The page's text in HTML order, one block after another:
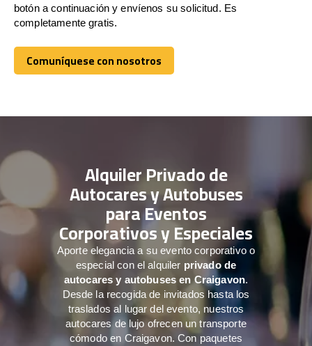
botón a continuación y envíenos su solicitud. Es
completamente gratis.
Comuníquese con nosotros
Comuníquese con nosotros
Alquiler Privado de
Autocares y Autobuses
para Eventos
Corporativos y Especiales
Aporte elegancia a su evento corporativo o
especial con el alquiler privado de
autocares y autobuses en Craigavon.
Desde la recogida de invitados hasta los
traslados al lugar del evento, nuestros
autocares de lujo ofrecen un transporte
cómodo en Craigavon. Con paquetes